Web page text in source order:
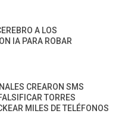
A LOS
IA PARA ROBAR
CREARON SMS
TORRES
MILES DE TELÉFONOS